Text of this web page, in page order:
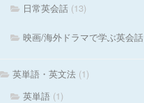
日常英会話 (13)
映画/海外ドラマで学ぶ英会話
英単語・英文法 (1)
英単語 (1)